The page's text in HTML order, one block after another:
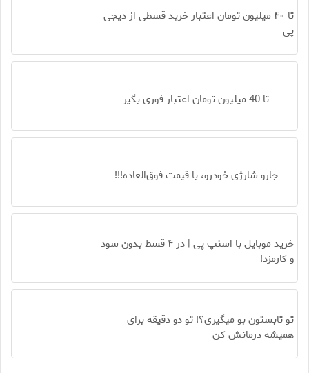
تا ۴۰ میلیون تومان اعتبار خرید قسطی از دیجی
پی
تا 40 میلیون تومان اعتبار فوری بگیر
جارو شارژی خودرو، با قیمت فوق‌العاده!!!
خرید موبایل با اسنپ پی | در ۴ قسط بدون سود
و کارمزد!
تو تابستون بو میگیری؟! تو دو دقیقه برای
همیشه درمانش کن